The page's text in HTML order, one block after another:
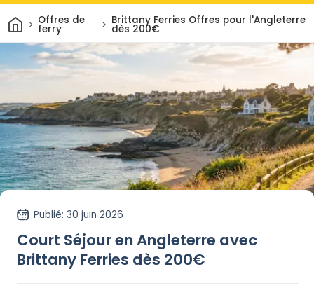
Maison
Offres de
ferry
Brittany Ferries Offres pour l'Angleterre
dès 200€
Publié: 30 juin 2026
Court Séjour en Angleterre avec
Brittany Ferries dès 200€